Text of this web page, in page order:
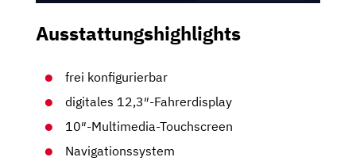
Ausstattungshighlights
frei konfigurierbar
digitales 12,3″-Fahrerdisplay
10″-Multimedia-Touchscreen
Navigationssystem